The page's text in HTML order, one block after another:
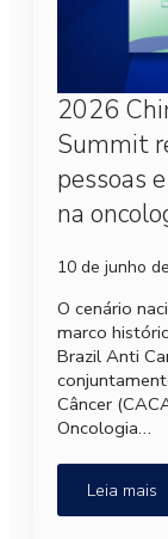
2026
Summit
pessoas
na
10 de junho
O cenário
marco
Brazil Anti
Câncer
Oncologia…
Leia mais